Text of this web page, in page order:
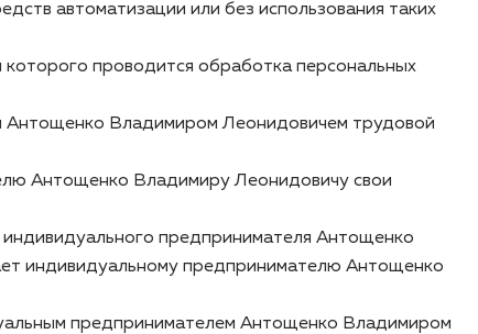
автоматизации или без использования таких
проводится обработка персональных
Антощенко Владимиром Леонидовичем трудовой
Антощенко Владимиру Леонидовичу свои
предпринимателя Антощенко
индивидуальному предпринимателю Антощенко
предпринимателем Антощенко Владимиром